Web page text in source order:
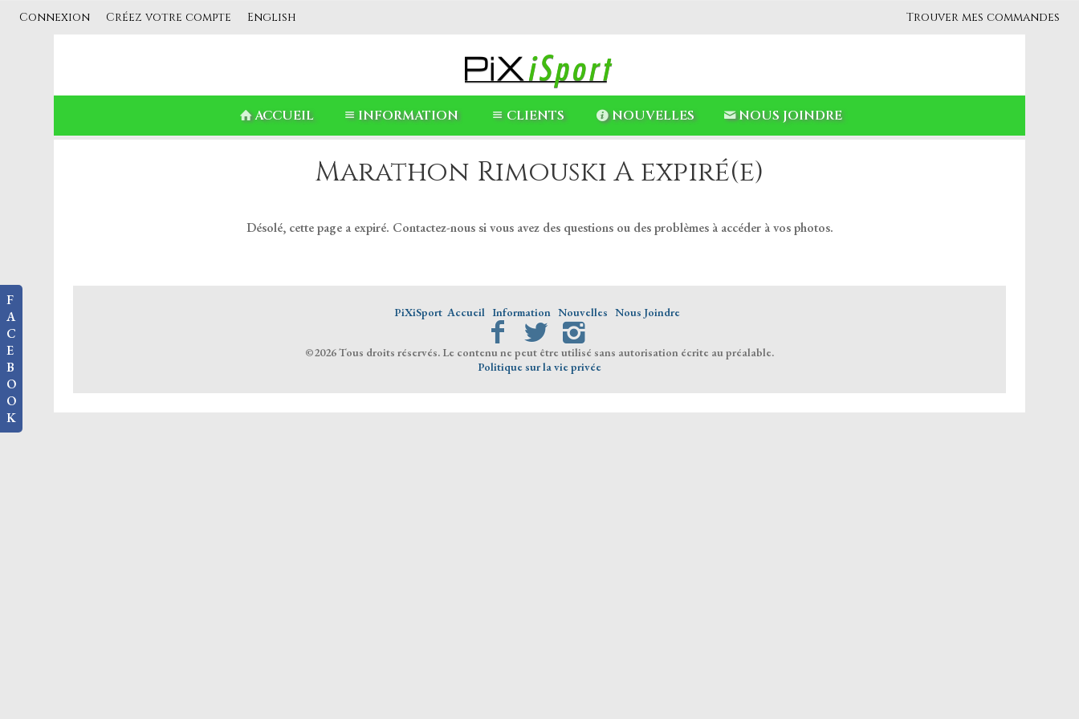
Connexion Créez votre compte English Trouver mes commandes
F
A
C
E
B
O
O
K
ACCUEIL INFORMATION CLIENTS NOUVELLES NOUS JOINDRE
Marathon Rimouski A expiré(e)
Désolé, cette page a expiré. Contactez-nous si vous avez des questions ou des problèmes à accéder à vos photos.
PiXiSport Accueil Information Nouvelles Nous Joindre
©2026 Tous droits réservés. Le contenu ne peut être utilisé sans autorisation écrite au préalable.
Politique sur la vie privée